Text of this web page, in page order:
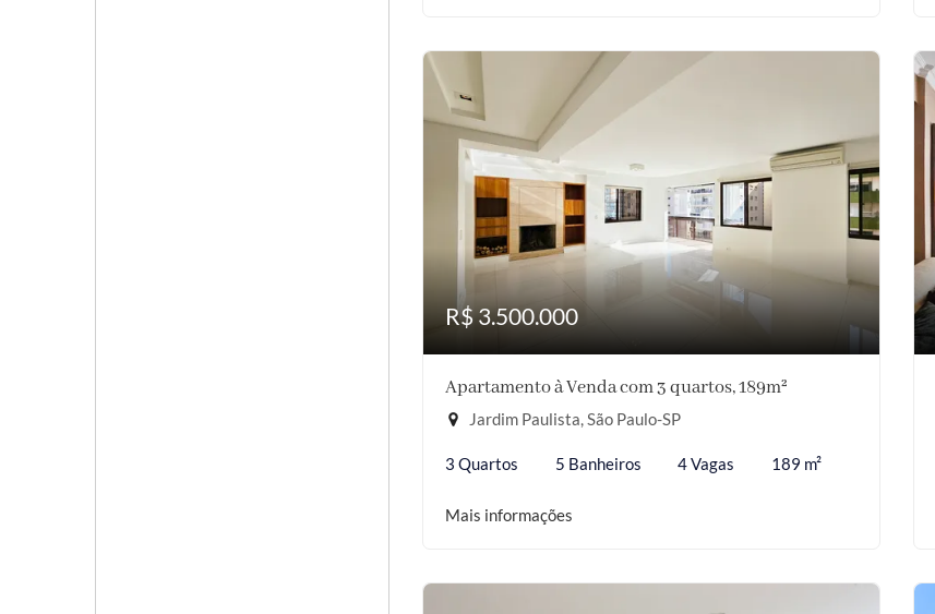
R$ 3.500.000
Apartamento à Venda com 3 quartos, 189m²
Jardim Paulista, São Paulo-SP
3 Quartos 5 Banheiros 4 Vagas 189 m²
Mais informações